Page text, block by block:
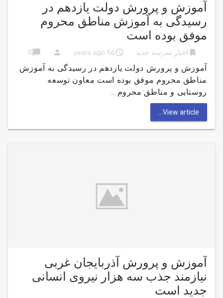
آموزش و پرورش دولت یازدهم در
رسیدگی به آموزش مناطق محروم
موفق بوده است
bookmark اخبار مدرسه جدید access_time
56 years ago
person
chat_bubble
0
آموزش و پرورش دولت یازدهم در رسیدگی به آموزش
مناطق محروم موفق بوده است معاون توسعه
روستایی و مناطق محروم …
View article...
آموزش و پرورش آذربایجان غربی
نیازمند جذب سه هزار نیروی انسانی
جدید است